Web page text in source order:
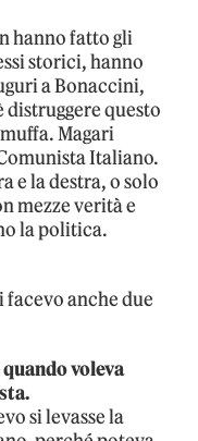
hanno fatto gli
storici, hanno
a Bonaccini,
distruggere questo
Magari
Italiano.
e la destra, o solo
mezze verità e
la politica.
facevo anche due
voleva
si levasse la